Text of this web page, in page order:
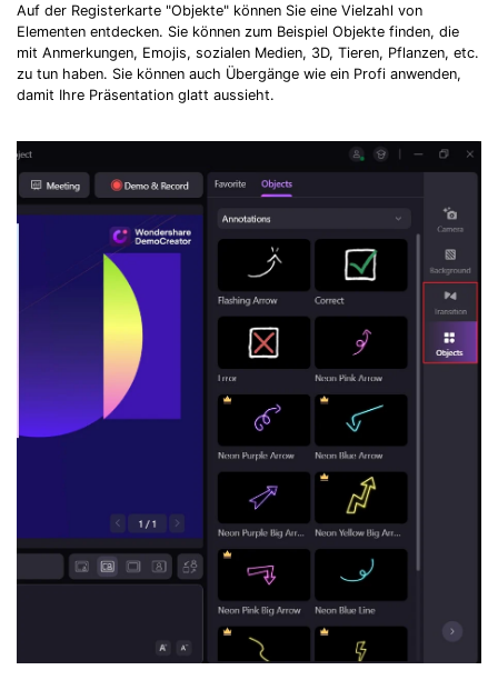
Auf der Registerkarte "Objekte" können Sie eine Vielzahl von
Elementen entdecken. Sie können zum Beispiel Objekte finden, die
mit Anmerkungen, Emojis, sozialen Medien, 3D, Tieren, Pflanzen, etc.
zu tun haben. Sie können auch Übergänge wie ein Profi anwenden,
damit Ihre Präsentation glatt aussieht.